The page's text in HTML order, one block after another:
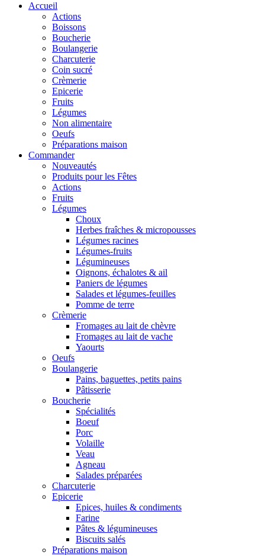
Accueil
Actions
Boissons
Boucherie
Boulangerie
Charcuterie
Coin sucré
Crèmerie
Epicerie
Fruits
Légumes
Non alimentaire
Oeufs
Préparations maison
Commander
Nouveautés
Produits pour les Fêtes
Actions
Fruits
Légumes
Choux
Herbes fraîches & micropousses
Légumes racines
Légumes-fruits
Légumineuses
Oignons, échalotes & ail
Paniers de légumes
Salades et légumes-feuilles
Pomme de terre
Crèmerie
Fromages au lait de chèvre
Fromages au lait de vache
Yaourts
Oeufs
Boulangerie
Pains, baguettes, petits pains
Pâtisserie
Boucherie
Spécialités
Boeuf
Porc
Volaille
Veau
Agneau
Salades préparées
Charcuterie
Epicerie
Epices, huiles & condiments
Farine
Pâtes & légumineuses
Biscuits salés
Préparations maison